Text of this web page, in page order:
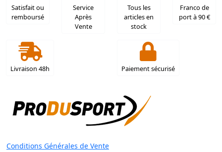
Satisfait ou
remboursé
Service
Après
Vente
Tous les
articles en
stock
Franco de
port à 90 €
Livraison 48h Paiement sécurisé
Conditions Générales de Vente